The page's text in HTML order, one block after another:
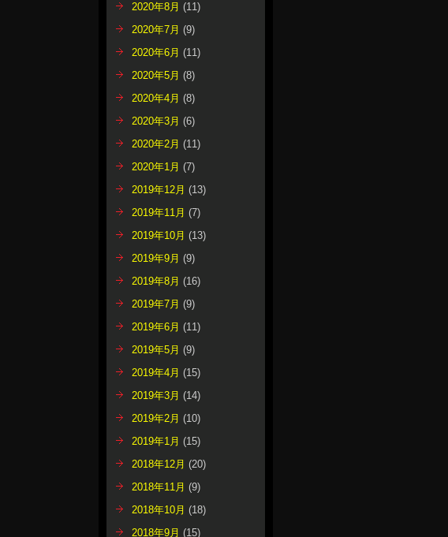
2020年8月 (11)
2020年7月 (9)
2020年6月 (11)
2020年5月 (8)
2020年4月 (8)
2020年3月 (6)
2020年2月 (11)
2020年1月 (7)
2019年12月 (13)
2019年11月 (7)
2019年10月 (13)
2019年9月 (9)
2019年8月 (16)
2019年7月 (9)
2019年6月 (11)
2019年5月 (9)
2019年4月 (15)
2019年3月 (14)
2019年2月 (10)
2019年1月 (15)
2018年12月 (20)
2018年11月 (9)
2018年10月 (18)
2018年9月 (15)